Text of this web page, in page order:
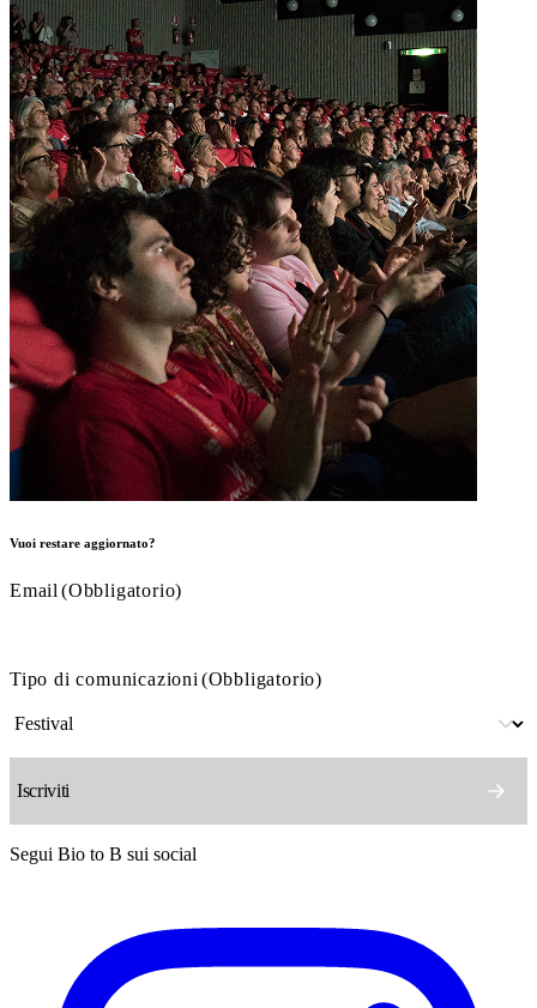
Vuoi restare aggiornato?
Email (Obbligatorio)
Tipo di comunicazioni (Obbligatorio)
Segui Bio to B sui social